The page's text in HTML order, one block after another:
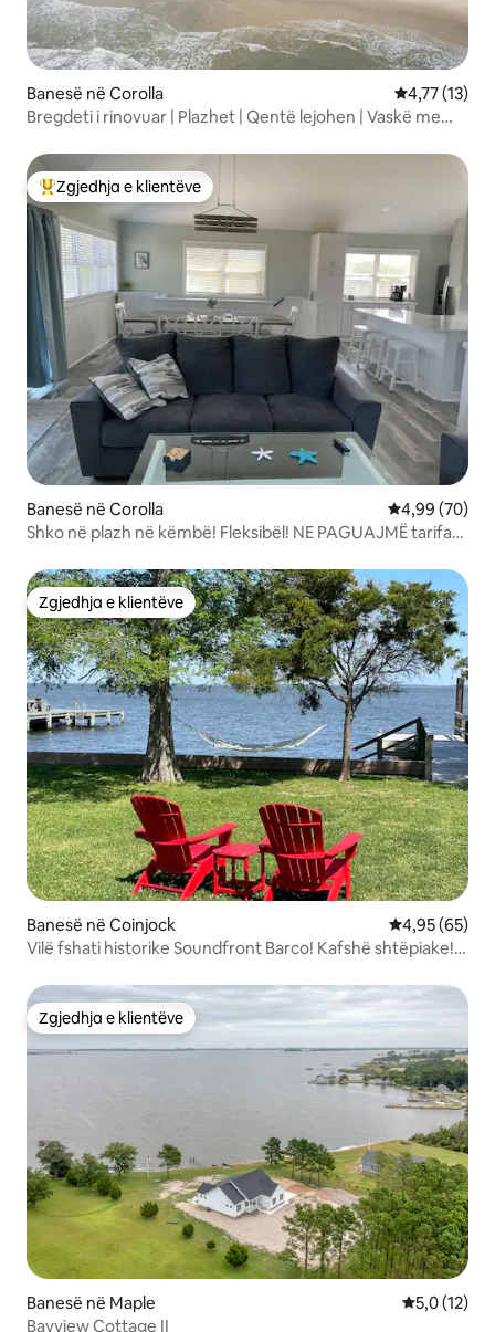
Banesë në Corolla Vlerësimi
4,77 (13)
Bregdeti i rinovuar | Plazhet | Qentë lejohen | Vaskë me
Më të mirat e zgjedhjeve të klientëve
Zgjedhja e klientëve
Banesë në Corolla Vlerësimi
4,99 (70)
Shko në plazh në këmbë! Fleksibël! NE PAGUAJMË tarifat
Zgjedhja e klientëve
Zgjedhja e klientëve
Banesë në Coinjock Vlerësimi
4,95 (65)
Vilë fshati historike Soundfront Barco! Kafshë shtëpiake!
Zgjedhja e klientëve
Zgjedhja e klientëve
Banesë në Maple Vlerësimi
5,0 (12)
Bayview Cottage II